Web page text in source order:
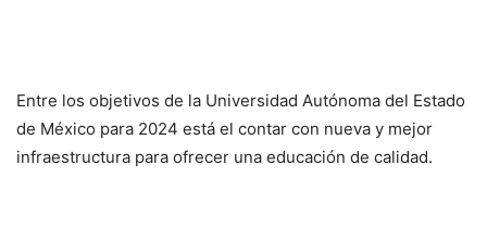
Entre los objetivos de la Universidad Autónoma del Estado
de México para 2024 está el contar con nueva y mejor
infraestructura para ofrecer una educación de calidad.